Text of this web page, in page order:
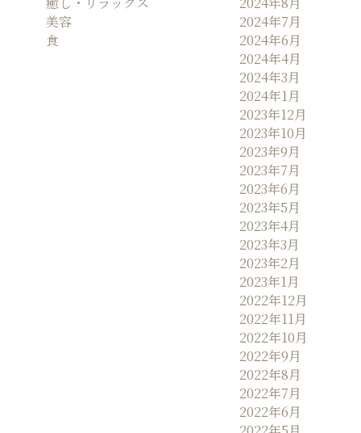
美容
食
2024年7月
2024年6月
2024年4月
2024年3月
2024年1月
2023年12月
2023年10月
2023年9月
2023年7月
2023年6月
2023年5月
2023年4月
2023年3月
2023年2月
2023年1月
2022年12月
2022年11月
2022年10月
2022年9月
2022年8月
2022年7月
2022年6月